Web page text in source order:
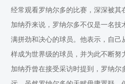
经常观看罗纳尔多的比赛，深深被其
加纳乔来说，罗纳尔多不仅是一名技
满拼劲和决心的球员。他表示，自己
样成为世界级的球员，并为此不断努
加纳乔曾在接受采访时提到，罗纳尔